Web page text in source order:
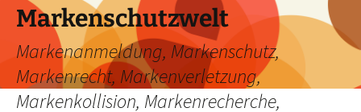
Zum
Inhalt
springen
Markenschutzwelt
Markenanmeldung, Markenschutz,
Markenrecht, Markenverletzung,
Markenkollision, Markenrecherche,